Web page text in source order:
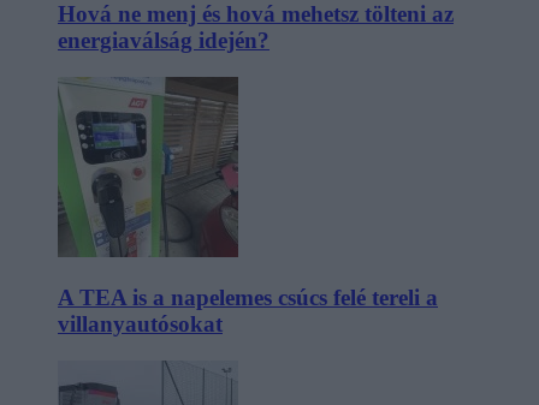
Hová ne menj és hová mehetsz tölteni az
energiaválság idején?
A TEA is a napelemes csúcs felé tereli a
villanyautósokat